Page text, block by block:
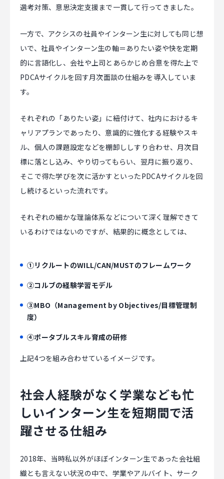
選考対策、意思決定支援まで一貫して行ってきました。
一方で、アクシスの社員やインターン生に対しても同じ想
いで、社員やインターン生の軸＝ありたい姿や快を定期
的に言語化し、会社や上司とあらかじめ合意を得た上で
PDCAサイクルを回す月次面談の仕組みを導入していま
す。
それぞれの「ありたい姿」に紐付けて、社内におけるキ
ャリアプランであったり、意識的に強化する経験やスキ
ル、個人の課題設定などを棚卸ししすり合わせ、月次目
標に落とし込み、やり切ってもらい、翌月に振り返り、
そこで得た学びを次に活かすといったPDCAサイクルを回
し続けるといった流れです。
それぞれの細かな理論体系などについて深く理解できて
いるわけではないのですが、結果的に概念としては、
①リクルートのWILL/CAN/MUSTのフレームワーク
②コルブの経験学習モデル
③MBO（Management by Objectives/目標管理制
度）
④ポータブルスキル育成の研修
上記4つを組み合わせているイメージです。
社会人経験がなく学業なども忙
しいインターン生を短期間で活
躍させる仕組み
2018年、当時私以外がほぼインターン生であった会社組
織とも言えない状況の中で、学業やアルバイト、サーク